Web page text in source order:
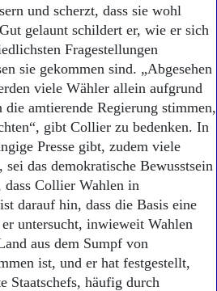
und scherzt, dass sie wohl
gelaunt schildert er, wie er sich
Fragestellungen
sie gekommen sind. „Abgesehen
viele Wähler allein aufgrund
amtierende Regierung stimmen,
gibt Collier zu bedenken. In
Presse gibt, zudem viele
das demokratische Bewusstsein
dass Collier Wahlen in
darauf hin, dass die Basis eine
untersucht, inwieweit Wahlen
aus dem Sumpf von
ist, und er hat festgestellt,
Staatschefs, häufig durch